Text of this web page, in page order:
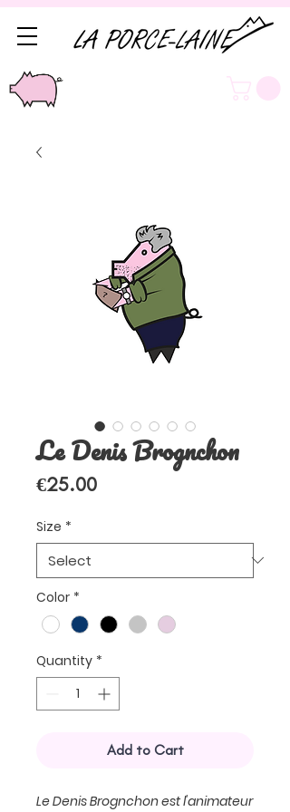
Le Denis Brognchon
€25.00Price
Size *
Color *
Quantity *
Add to Cart
Le Denis Brognchon est l'animateur